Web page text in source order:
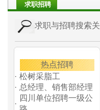
求职招聘
求职与招聘搜索关
热点招聘
· 松树采脂工
· 总经理、销售部经理
·
四川单位招聘一级公